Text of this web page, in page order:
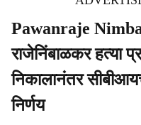
Pawanraje
राजेनिंबाळकर हत्या
निकालानंतर
निर्णय